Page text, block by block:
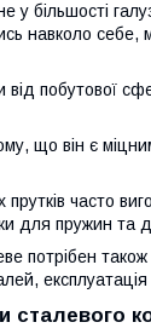
у більшості
навколо себе,
побутової
що він є
прутків часто
для пружин та
потрібен
сталевого